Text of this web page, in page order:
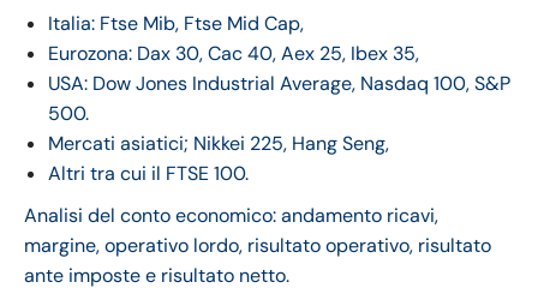
Italia: Ftse Mib, Ftse Mid Cap,
Eurozona: Dax 30, Cac 40, Aex 25, Ibex 35,
USA: Dow Jones Industrial Average, Nasdaq 100, S&P
500.
Mercati asiatici; Nikkei 225, Hang Seng,
Altri tra cui il FTSE 100.
Analisi del conto economico: andamento ricavi,
margine, operativo lordo, risultato operativo, risultato
ante imposte e risultato netto.